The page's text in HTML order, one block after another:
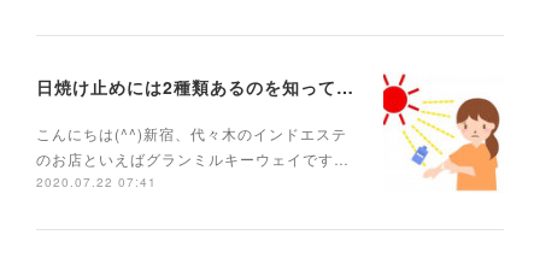
日焼け止めには2種類あるのを知っていますか？
こんにちは(^^)新宿、代々木のインドエステ
のお店といえばグランミルキーウェイです…
2020.07.22 07:41